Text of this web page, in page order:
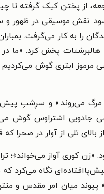
از پختن کیک گرفته
نقش موسیقی در ظهور و
را به کار می‌گرفت.
هالبرشتات پخش کرد. «ما
ابتری گوش می‌کردیم
می‌روند.» و سرِشبِ پیش از
جادویی اشتراوس گوش
بالای تلی از آوار در صحرا
«زن کوری آواز می‌خواند»؛
نگاه می‌کرد
میان امر مقدس و